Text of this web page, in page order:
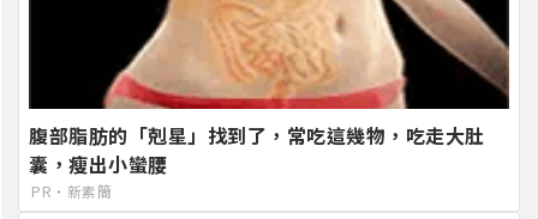
腹部脂肪的「剋星」找到了，常吃這幾物，吃走大肚
囊，瘦出小蠻腰
PR・新素簡